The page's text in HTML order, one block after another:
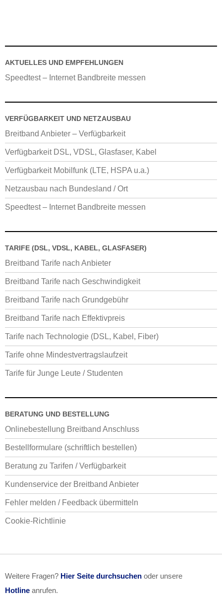
AKTUELLES UND EMPFEHLUNGEN
Speedtest – Internet Bandbreite messen
VERFÜGBARKEIT UND NETZAUSBAU
Breitband Anbieter – Verfügbarkeit
Verfügbarkeit DSL, VDSL, Glasfaser, Kabel
Verfügbarkeit Mobilfunk (LTE, HSPA u.a.)
Netzausbau nach Bundesland / Ort
Speedtest – Internet Bandbreite messen
TARIFE (DSL, VDSL, KABEL, GLASFASER)
Breitband Tarife nach Anbieter
Breitband Tarife nach Geschwindigkeit
Breitband Tarife nach Grundgebühr
Breitband Tarife nach Effektivpreis
Tarife nach Technologie (DSL, Kabel, Fiber)
Tarife ohne Mindestvertragslaufzeit
Tarife für Junge Leute / Studenten
BERATUNG UND BESTELLUNG
Onlinebestellung Breitband Anschluss
Bestellformulare (schriftlich bestellen)
Beratung zu Tarifen / Verfügbarkeit
Kundenservice der Breitband Anbieter
Fehler melden / Feedback übermitteln
Cookie-Richtlinie
Weitere Fragen? Hier Seite durchsuchen oder unsere
Hotline anrufen.